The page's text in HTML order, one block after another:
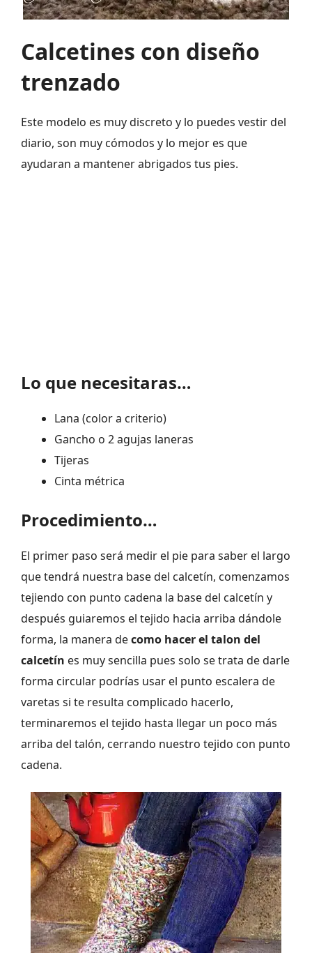
Calcetines con diseño
trenzado
Este modelo es muy discreto y lo puedes vestir del
diario, son muy cómodos y lo mejor es que
ayudaran a mantener abrigados tus pies.
Lo que necesitaras…
Lana (color a criterio)
Gancho o 2 agujas laneras
Tijeras
Cinta métrica
Procedimiento…
El primer paso será medir el pie para saber el largo
que tendrá nuestra base del calcetín, comenzamos
tejiendo con punto cadena la base del calcetín y
después guiaremos el tejido hacia arriba dándole
forma, la manera decomo hacer el talon del
calcetín es muy sencilla pues solo se trata de darle
forma circular podrías usar el punto escalera de
varetas si te resulta complicado hacerlo,
terminaremos el tejido hasta llegar un poco más
arriba del talón, cerrando nuestro tejido con punto
cadena.